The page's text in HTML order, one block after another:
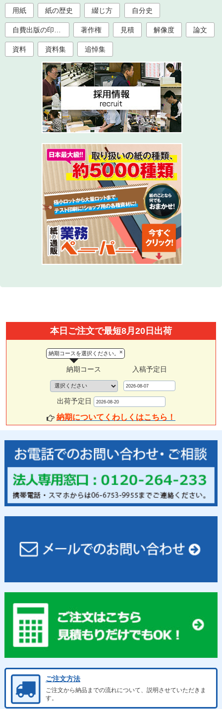
用紙 紙の歴史 綴じ方 自分史
自費出版の印刷製本 著作権 見積 解像度 論文
資料 資料集 追悼集
本日ご注文で最短8月20日出荷
×
納期コースを選択ください。
納期コース 入稿予定日
出荷予定日
納期についてくわしくはこちら！
ご注文方法
ご注文から納品までの流れについて、説明させていただきま
す。